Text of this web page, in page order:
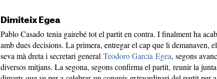
Dimiteix Egea
Pablo Casado tenia gairebé tot el partit en contra. I finalment ha
amb dues decisions. La primera, entregar el cap que li demanaven,
seva mà dreta i secretari general Teodoro García Egea, segons
diversos mitjans. La segona, segons confirma el partit, reunir la